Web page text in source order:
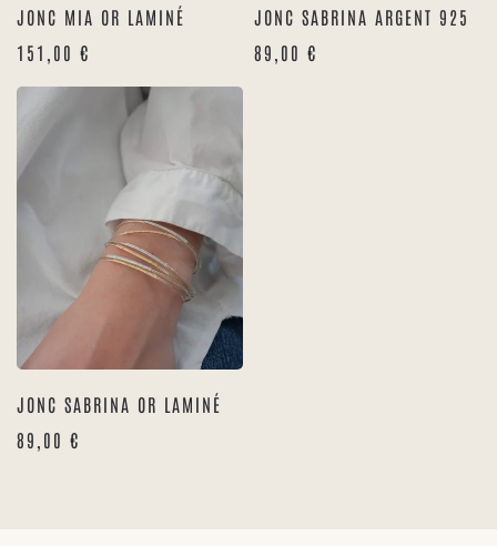
JONC MIA OR LAMINÉ
151,00 €
JONC SABRINA ARGENT 925
89,00 €
JONC SABRINA OR LAMINÉ
89,00 €